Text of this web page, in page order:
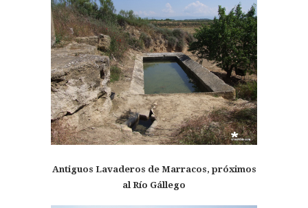
Antiguos Lavaderos de Marracos, próximos
al Río Gállego